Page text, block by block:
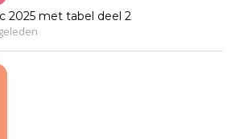
2025 met tabel deel 2